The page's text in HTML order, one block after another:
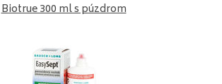
Biotrue 300 ml s púzdrom